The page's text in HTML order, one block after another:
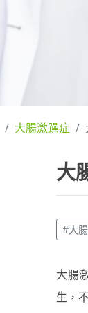
大腸激躁症
大
#大
大腸
生，